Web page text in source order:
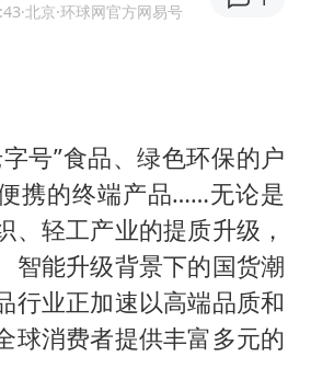
中国女篮70-67险胜尼日利亚女篮
出口禁令驱动有色板块大涨
38岁演员求职万岁山NPC成功
U17国足点球大战淘汰河床晋级决赛
东航：国内客票提前14天免费退改
·北京·环球网官方网易号
号”食品、绿色环保的户
携的终端产品……无论是
、轻工产业的提质升级，
智能升级背景下的国货潮
行业正加速以高端品质和
球消费者提供丰富多元的